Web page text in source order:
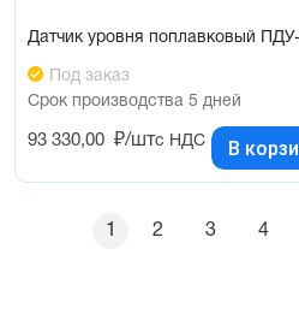
Датчик уровня поплавковый
Под заказ
Срок производства 5 дней
93 330,00 ₽/штс НДС В
2 3 4